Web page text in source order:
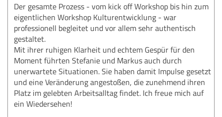
Der gesamte Prozess - vom kick off Workshop bis hin zum
eigentlichen Workshop Kulturentwicklung - war
professionell begleitet und vor allem sehr authentisch
gestaltet.
Mit ihrer ruhigen Klarheit und echtem Gespür für den
Moment führten Stefanie und Markus auch durch
unerwartete Situationen. Sie haben damit Impulse gesetzt
und eine Veränderung angestoßen, die zunehmend ihren
Platz im gelebten Arbeitsalltag findet. Ich freue mich auf
ein Wiedersehen!